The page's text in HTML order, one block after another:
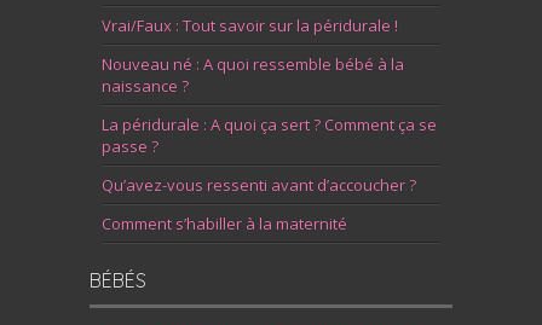
Vrai/Faux : Tout savoir sur la péridurale !
Nouveau né : A quoi ressemble bébé à la
naissance ?
La péridurale : A quoi ça sert ? Comment ça se
passe ?
Qu’avez-vous ressenti avant d’accoucher ?
Comment s’habiller à la maternité
BÉBÉS